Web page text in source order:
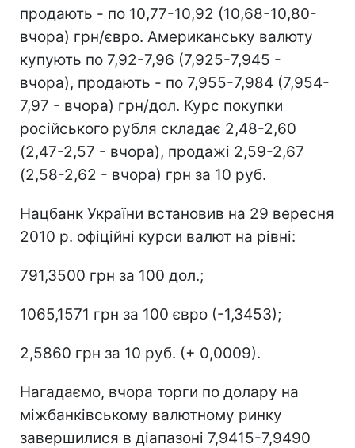
продають - по 10,77-10,92 (10,68-10,80-
вчора) грн/євро. Американську валюту
купують по 7,92-7,96 (7,925-7,945 -
вчора), продають - по 7,955-7,984 (7,954-
7,97 - вчора) грн/дол. Курс покупки
російського рубля складає 2,48-2,60
(2,47-2,57 - вчора), продажі 2,59-2,67
(2,58-2,62 - вчора) грн за 10 руб.
Нацбанк України встановив на 29 вересня
2010 р. офіційні курси валют на рівні:
791,3500 грн за 100 дол.;
1065,1571 грн за 100 євро (-1,3453);
2,5860 грн за 10 руб. (+ 0,0009).
Нагадаємо, вчора торги по долару на
міжбанківському валютному ринку
завершилися в діапазоні 7,9415-7,9490